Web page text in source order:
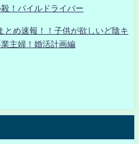
！パイルドライバー
とめ速報！！子供が欲しいど陰キ
主婦！婚活計画編